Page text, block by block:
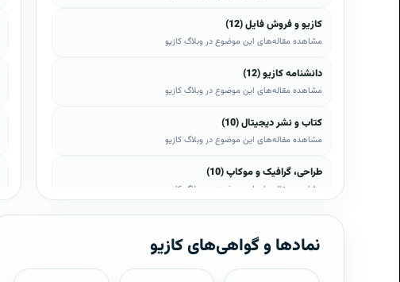
کازیو و فروش فایل (12)
مشاهده مقاله‌های این موضوع در وبلاگ کازیو
دانشنامه کازیو (12)
مشاهده مقاله‌های این موضوع در وبلاگ کازیو
کتاب و نشر دیجیتال (10)
مشاهده مقاله‌های این موضوع در وبلاگ کازیو
طراحی، گرافیک و موکاپ (10)
مشاهده مقاله‌های این موضوع در وبلاگ کازیو
مشاهده مقاله‌های این موضوع در وبلاگ کازیو
موبایل و اندروید (6)
نمادها و گواهی‌های کازیو